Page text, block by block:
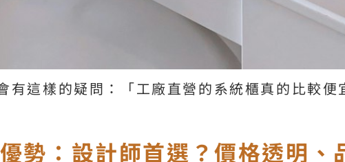
有這樣的疑問：「工廠直營的系統櫃真的比較
勢：設計師首選？價格透明、